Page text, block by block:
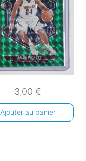
3,00 €
Ajouter au panier